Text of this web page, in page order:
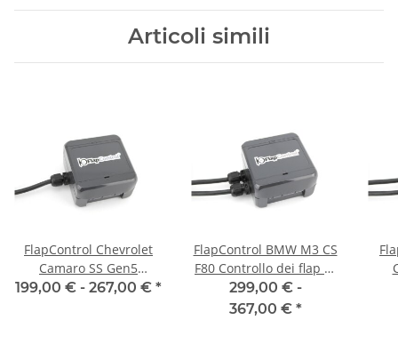
Articoli simili
FlapControl Chevrolet
Camaro SS Gen5
Controllo dei flap di
199,00 € - 267,00 € *
FlapControl BMW M3 CS
F80 Controllo dei flap di
scarico
299,00 € -
367,00 € *